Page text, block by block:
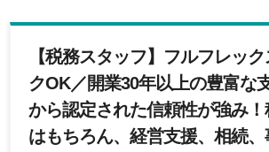
【税務スタッフ】フルフレッ
クOK／開業30年以上の豊富な
から認定された信頼性が強み
はもちろん、経営支援、相続、